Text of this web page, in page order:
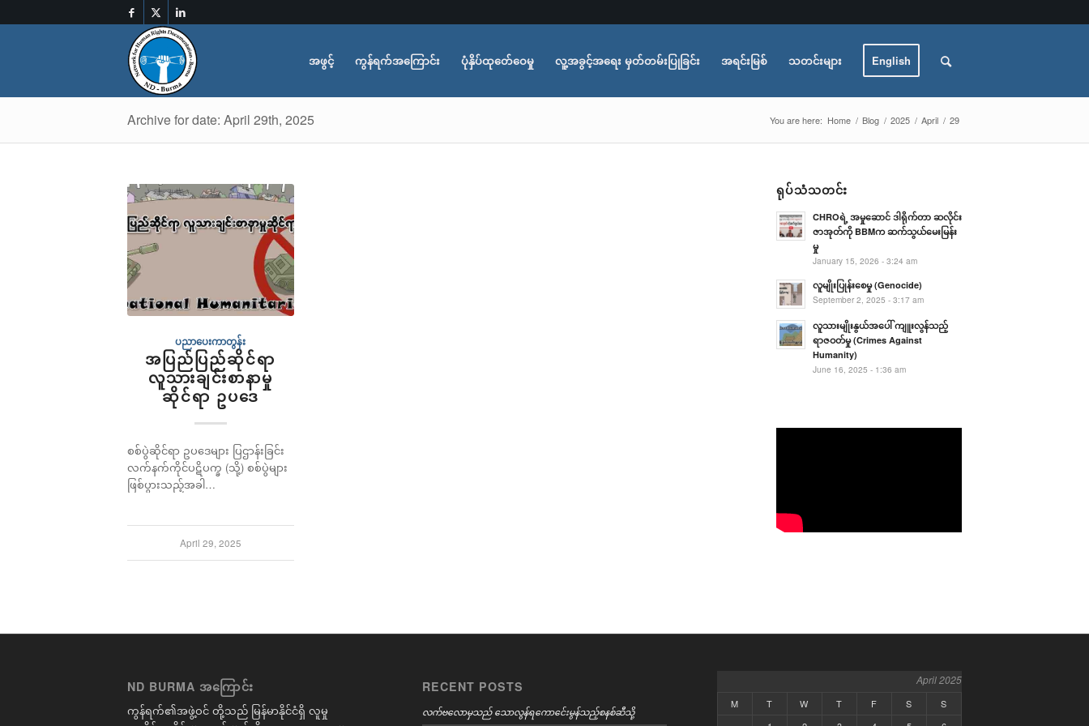
အဖွင့် ကွန်ရက်အကြောင်း ပုံနှိပ်ထုတ်ေဝေမှု လူ့အခွင့်အရေး မှတ်တမ်းပြုခြင်း အရင်းမြစ် သတင်းများ English
Archive for date: April 29th, 2025 You are here: Home / Blog / 2025 / April / 29
ပညာပေးကာတွန်း
အပြည်ပြည်ဆိုင်ရာ
လူသားချင်းစာနာမှု
ဆိုင်ရာ ဥပဒေ
စစ်ပွဲဆိုင်ရာ ဥပဒေများ ပြဌာန်းခြင်း
လက်နက်ကိုင်ပဋိပက္ခ (သို့) စစ်ပွဲများ
ဖြစ်ပွားသည့်အခါ…
April 29, 2025
ရုပ်သံသတင်း
CHROရဲ့ အမှုဆောင် ဒါရိုက်တာ ဆလိုင်း
ဇာအုတ်ကို BBMက ဆက်သွယ်မေးမြန်း
မှု
January 15, 2026 - 3:24 am
လူမျိုးပြုန်းစေမှု (Genocide)
September 2, 2025 - 3:17 am
လူသားမျိုးနွယ်အပေါ် ကျူးလွန်သည့်
ရာဇဝတ်မှု (Crimes Against
Humanity)
June 16, 2025 - 1:36 am
ND BURMA အကြောင်း
ကွန်ရက်၏အဖွဲ့ဝင် တို့သည် မြန်မာနိုင်ငံရှိ လူမှု
RECENT POSTS
လက်ဗလောမှသည် သောလွန်ရကောင်ေးမွန်သည့်စနစ်ဆီသို့
April 2025
M T W T F S
S